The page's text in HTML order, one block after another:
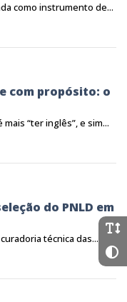
como instrumento de...
com propósito: o
“ter inglês”, e sim...
do PNLD em
técnica das...